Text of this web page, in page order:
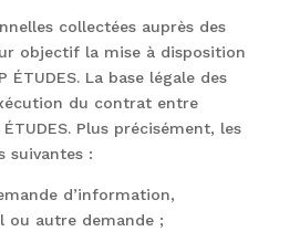
collectées auprès des
objectif la mise à disposition
ÉTUDES. La base légale des
du contrat entre
Plus précisément, les
suivantes :
d’information,
ou autre demande ;